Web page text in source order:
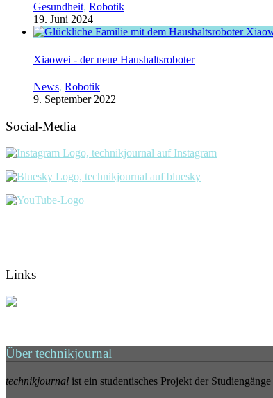
Gesundheit, Robotik
19. Juni 2024
Xiaowei - der neue Haushaltsroboter
News, Robotik
9. September 2022
Social-Media
Links
Über technikjournal
technikjournal ist ein studentisches Projekt der Studiengänge